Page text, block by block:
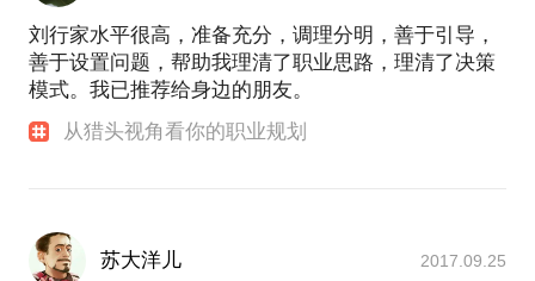
刘行家水平很高，准备充分，调理分明，善于引导，
善于设置问题，帮助我理清了职业思路，理清了决策
模式。我已推荐给身边的朋友。
从猎头视角看你的职业规划
苏大洋儿 2017.09.25